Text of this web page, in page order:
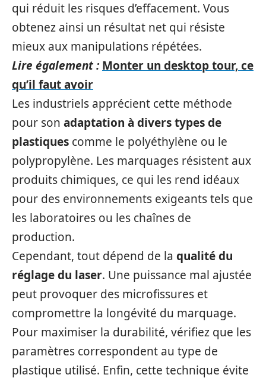
qui réduit les risques d’effacement. Vous
obtenez ainsi un résultat net qui résiste
mieux aux manipulations répétées.
Lire également : Monter un desktop tour, ce
qu’il faut avoir
Les industriels apprécient cette méthode
pour son adaptation à divers types de
plastiques comme le polyéthylène ou le
polypropylène. Les marquages résistent aux
produits chimiques, ce qui les rend idéaux
pour des environnements exigeants tels que
les laboratoires ou les chaînes de
production.
Cependant, tout dépend de la qualité du
réglage du laser. Une puissance mal ajustée
peut provoquer des microfissures et
compromettre la longévité du marquage.
Pour maximiser la durabilité, vérifiez que les
paramètres correspondent au type de
plastique utilisé. Enfin, cette technique évite